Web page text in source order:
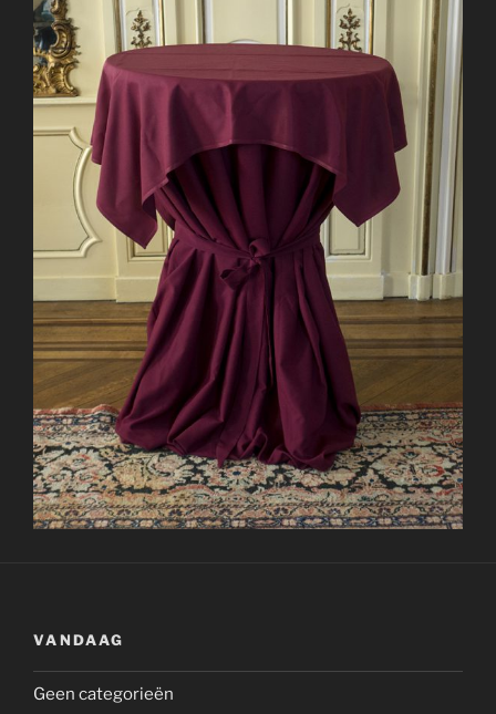
VANDAAG
Geen categorieën